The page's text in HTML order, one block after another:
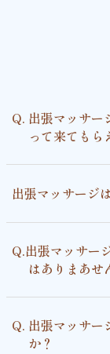
Q. 出張マッサー
って来てもら
出張マッサージ
Q.出張マッサー
はありまあせ
Q. 出張マッサー
か？